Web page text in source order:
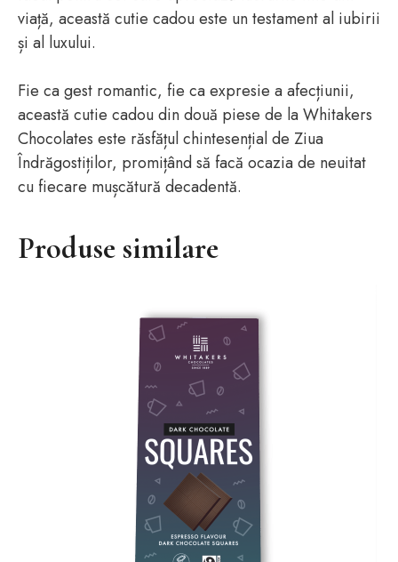
viață, această cutie cadou este un testament al iubirii
și al luxului.
Fie ca gest romantic, fie ca expresie a afecțiunii,
această cutie cadou din două piese de la Whitakers
Chocolates este răsfățul chintesențial de Ziua
Îndrăgostiților, promițând să facă ocazia de neuitat
cu fiecare mușcătură decadentă.
Produse similare